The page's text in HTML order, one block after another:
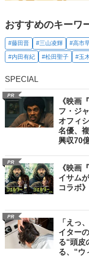
おすすめのキーワ
#藤田晋 #三山凌輝 #高市
#内田有紀
#松田聖子 #玉
SPECIAL
PR
《映画
フ・ジ
オフィ
名優、
興収70
PR
《映画
イサム
コラボ》
PR
「えっ
イター
る“頭皮
る、“ウ